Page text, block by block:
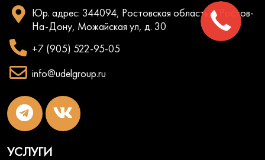
Юр. адрес: 344094, Ростовская область, г Ростов-
На-Дону, Можайская ул, д. 30
+7 (905) 522-95-05
info@udelgroup.ru
УСЛУГИ